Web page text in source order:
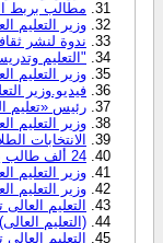
مطالب بربط
وزير التعليم
ندوة لنشر
"التعليم
وزير التعليم
فيديو.وزير
رئيس «تعليم
وزير التعليم العالي ‏1.2‏ مليار جنيه معدات بحثية
الانتخابات
24‏ ألف طالب يترشحون في انتخابات الاتحادات بالجامعات
وزير التعليم
وزير التعليم
التعليم
(التعليم
التعليم